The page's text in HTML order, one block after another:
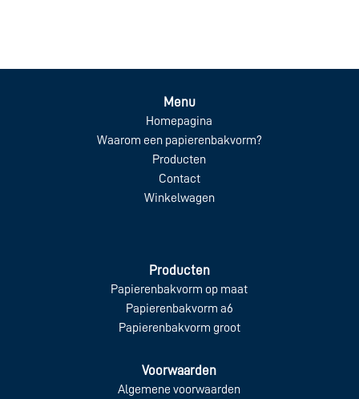
Menu
Homepagina
Waarom een papierenbakvorm?
Producten
Contact
Winkelwagen
Producten
Papierenbakvorm op maat
Papierenbakvorm a6
Papierenbakvorm groot
Voorwaarden
Algemene voorwaarden